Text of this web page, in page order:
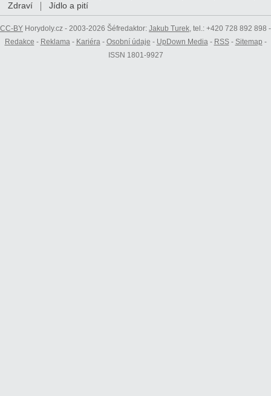
Zdraví
Jídlo a pití
CC-BY Horydoly.cz - 2003-2026 Šéfredaktor: Jakub Turek, tel.: +420 728 892 898 -
Redakce - Reklama- Kariéra- Osobní údaje - UpDown Media- RSS- Sitemap -
ISSN 1801-9927